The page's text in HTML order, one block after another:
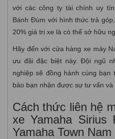
với các công ty tài chính uy
Bánh Đùm với hình thức trả
20% giá trị xe là có thể sở hữu
Hãy đến với cửa hàng xe máy
ưu đãi đặc biệt này. Đội ngũ
nghiệp sẽ đồng hành cùng bạn
bảo bạn nhận được sự tư vấn và
Cách thức liên hệ
xe Yamaha
Yamaha Town Nam